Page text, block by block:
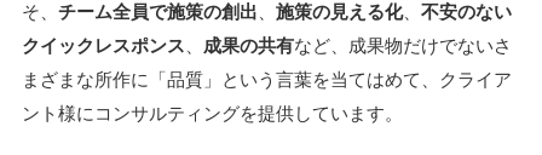
そ、 チーム全員で施策の創出、 施策の見える化、 不安のない
クイックレスポンス、 成果の共有など、成果物だけでないさ
まざまな所作に「品質」という言葉を当てはめて、クライア
ント様にコンサルティングを提供しています。